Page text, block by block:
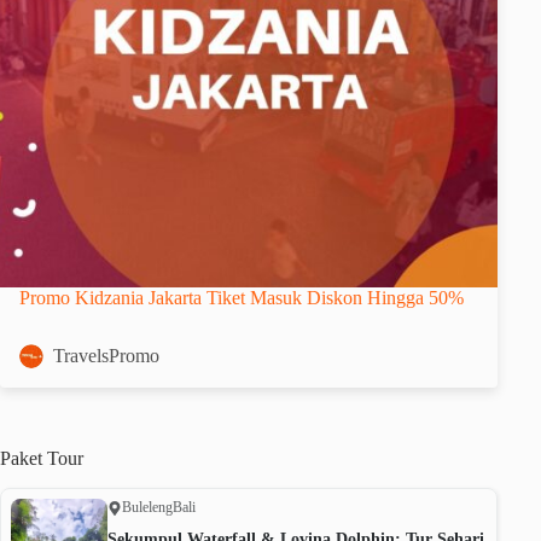
Promo Kidzania Jakarta Tiket Masuk Diskon Hingga 50%
TravelsPromo
Paket Tour
BulelengBali